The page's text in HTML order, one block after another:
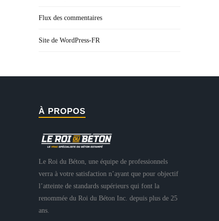
Flux des commentaires
Site de WordPress-FR
À PROPOS
Le Roi du Béton, une équipe de professionnels
verra à votre satisfaction n’ayant que pour objectif
l’atteinte de standards supérieurs qui font la
renommée du Roi du Béton Inc. depuis plus de 25
ans.